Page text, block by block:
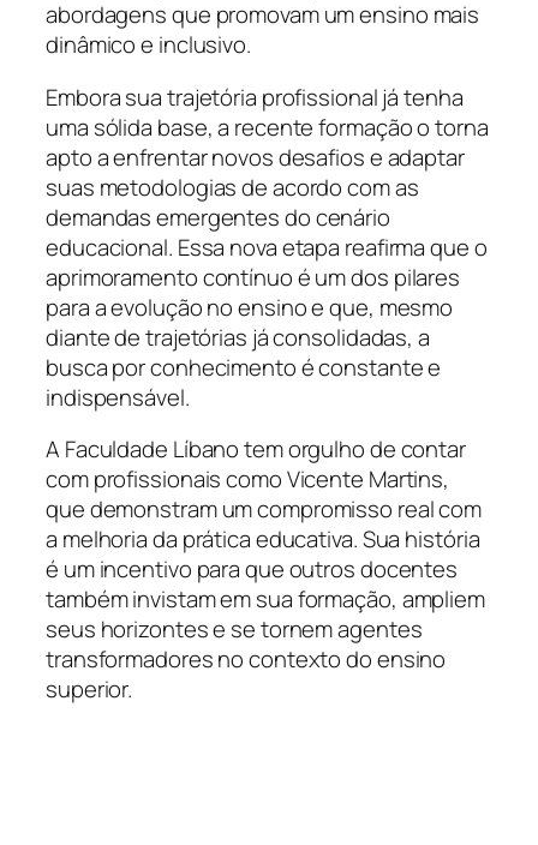
abordagens que promovam um ensino mais
dinâmico e inclusivo.
Embora sua trajetória profissional já tenha
uma sólida base, a recente formação o torna
apto a enfrentar novos desafios e adaptar
suas metodologias de acordo com as
demandas emergentes do cenário
educacional. Essa nova etapa reafirma que o
aprimoramento contínuo é um dos pilares
para a evolução no ensino e que, mesmo
diante de trajetórias já consolidadas, a
busca por conhecimento é constante e
indispensável.
A Faculdade Líbano tem orgulho de contar
com profissionais como Vicente Martins,
que demonstram um compromisso real com
a melhoria da prática educativa. Sua história
é um incentivo para que outros docentes
também invistam em sua formação, ampliem
seus horizontes e se tornem agentes
transformadores no contexto do ensino
superior.